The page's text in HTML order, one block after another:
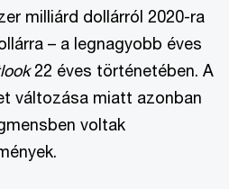
milliárd dollárról 2020-ra
– a legnagyobb éves
22 éves történetében. A
változása miatt azonban
voltak